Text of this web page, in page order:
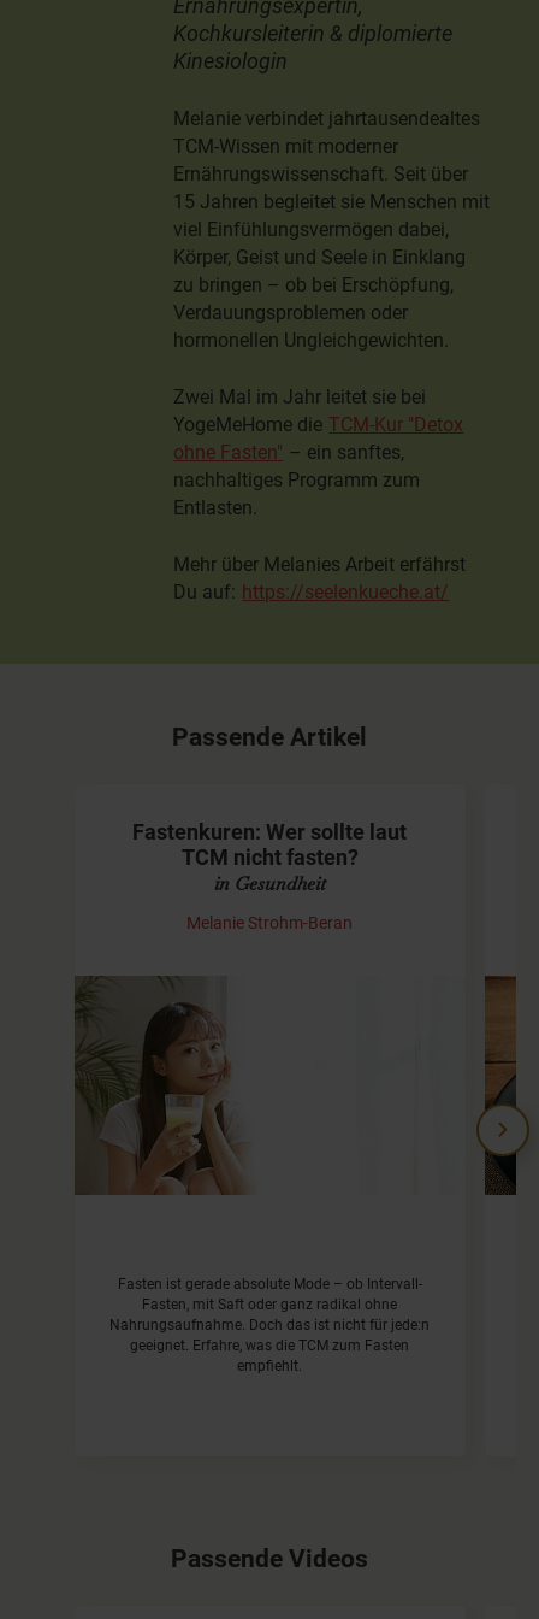
Ernährungsexpertin,
Kochkursleiterin & diplomierte
Kinesiologin
Melanie verbindet jahrtausendealtes
TCM-Wissen mit moderner
Ernährungswissenschaft. Seit über
15 Jahren begleitet sie Menschen mit
viel Einfühlungsvermögen dabei,
Körper, Geist und Seele in Einklang
zu bringen – ob bei Erschöpfung,
Verdauungsproblemen oder
hormonellen Ungleichgewichten.
Zwei Mal im Jahr leitet sie bei
YogeMeHome die TCM-Kur "Detox
ohne Fasten" – ein sanftes,
nachhaltiges Programm zum
Entlasten.
Mehr über Melanies Arbeit erfährst
Du auf: https://seelenkueche.at/
Passende Artikel
Fastenkuren: Wer sollte laut
TCM nicht fasten?
in Gesundheit
Melanie Strohm-Beran
Fasten ist gerade absolute Mode – ob Intervall-
Fasten, mit Saft oder ganz radikal ohne
Nahrungsaufnahme. Doch das ist nicht für jede:n
geeignet. Erfahre, was die TCM zum Fasten
empfiehlt.
Passende Videos